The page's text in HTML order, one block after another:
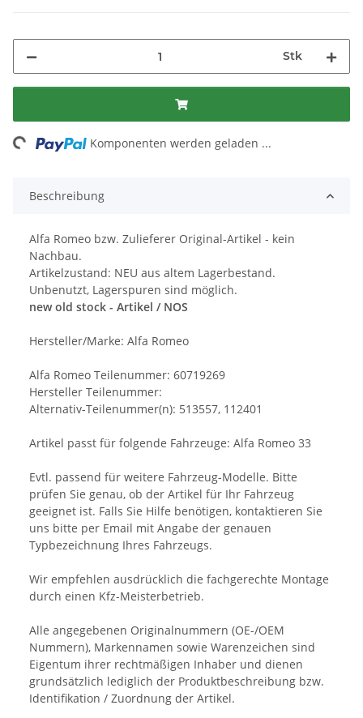
Stk
Komponenten werden geladen ...
Beschreibung
Alfa Romeo bzw. Zulieferer Original-Artikel - kein
Nachbau.
Artikelzustand: NEU aus altem Lagerbestand.
Unbenutzt, Lagerspuren sind möglich.
new old stock - Artikel / NOS
Hersteller/Marke: Alfa Romeo
Alfa Romeo Teilenummer: 60719269
Hersteller Teilenummer:
Alternativ-Teilenummer(n): 513557, 112401
Artikel passt für folgende Fahrzeuge: Alfa Romeo 33
Evtl. passend für weitere Fahrzeug-Modelle. Bitte
prüfen Sie genau, ob der Artikel für Ihr Fahrzeug
geeignet ist. Falls Sie Hilfe benötigen, kontaktieren Sie
uns bitte per Email mit Angabe der genauen
Typbezeichnung Ihres Fahrzeugs.
Wir empfehlen ausdrücklich die fachgerechte Montage
durch einen Kfz-Meisterbetrieb.
Alle angegebenen Originalnummern (OE-/OEM
Nummern), Markennamen sowie Warenzeichen sind
Eigentum ihrer rechtmäßigen Inhaber und dienen
grundsätzlich lediglich der Produktbeschreibung bzw.
Identifikation / Zuordnung der Artikel.